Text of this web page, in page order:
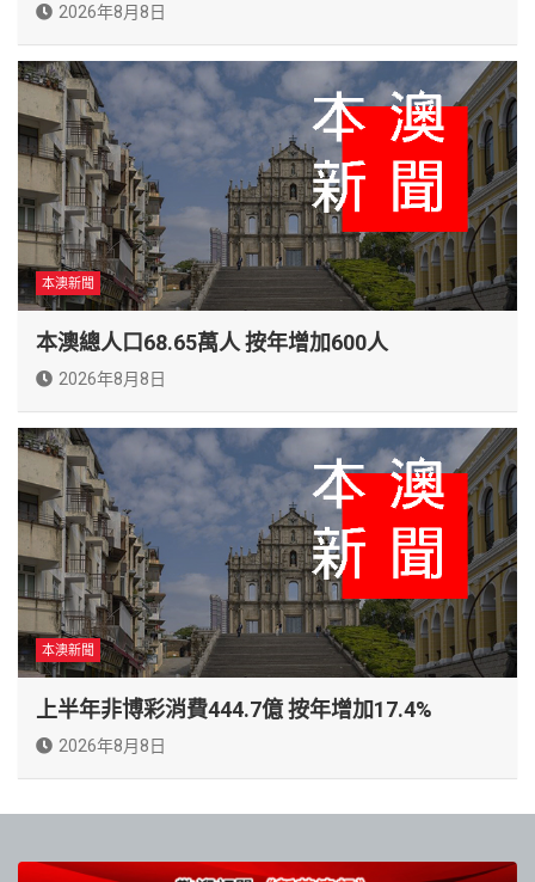
2026年8月8日
本澳新聞
本澳總人口68.65萬人 按年增加600人
2026年8月8日
本澳新聞
上半年非博彩消費444.7億 按年增加17.4%
2026年8月8日